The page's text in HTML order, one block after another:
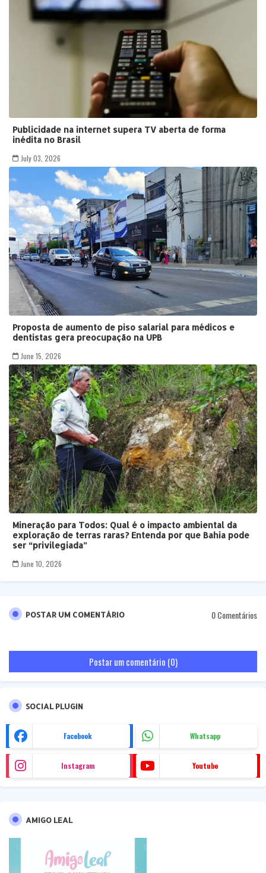
Publicidade na internet supera TV aberta de forma
inédita no Brasil
July 03, 2026
Proposta de aumento de piso salarial para médicos e
dentistas gera preocupação na UPB
June 15, 2026
Mineração para Todos: Qual é o impacto ambiental da
exploração de terras raras? Entenda por que Bahia pode
ser “privilegiada”
June 10, 2026
POSTAR UM COMENTÁRIO 0 Comentários
Postar um comentário (0)
SOCIAL PLUGIN
Facebook Whatsapp
Instagram Youtube
AMIGO LEAL